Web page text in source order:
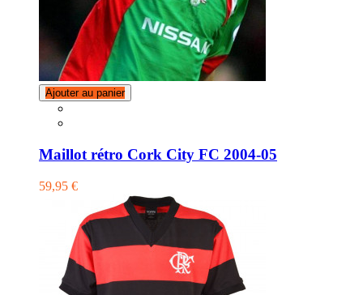
Ajouter au panier
Maillot rétro Cork City FC 2004-05
59,95 €